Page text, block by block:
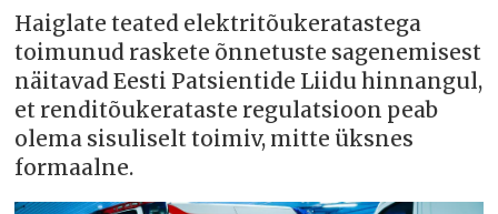
Haiglate teated elektritõukeratastega
toimunud raskete õnnetuste sagenemisest
näitavad Eesti Patsientide Liidu hinnangul,
et renditõukerataste regulatsioon peab
olema sisuliselt toimiv, mitte üksnes
formaalne.